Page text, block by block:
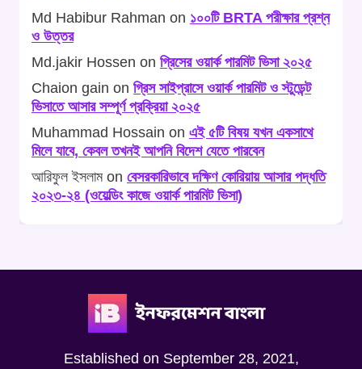
Md Habibur Rahman on ১০০টি BRTA পরীক্ষার প্রশ্ন
ও উত্তর
Md.jakir Hossen on গ্রিসের ওয়ার্ক পারমিট ভিসা ২০২৫
Chaion gain on গ্রিস সাইপ্রাসে ওয়ার্ক পারমিট ও স্টুডেন্ট
ভিসাতে আসার সম্পূর্ণ প্রক্রিয়া ২০২৫
Muhammad Hossain on এই ৫টি বিষয় যখন একসাথে
মিলে যাবে, কেবল তখনই আপনি বিদেশ যেতে পারবেন
আরিফুল ইসলামon বেসরকারিভাবে দক্ষিণ কোরিয়ায় আসার পদ্ধতি
২০২৩-২৪ (ওয়েল্ডিং কাজে ওয়ার্ক পারমিট ভিসা)
Established on September 28, 2021,